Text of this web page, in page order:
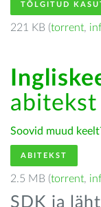
TÕLGITUD
221 KB (torrent,
abitekst
Soovid muud
ABITEKST
2.5 MB (torrent,
SDK ja